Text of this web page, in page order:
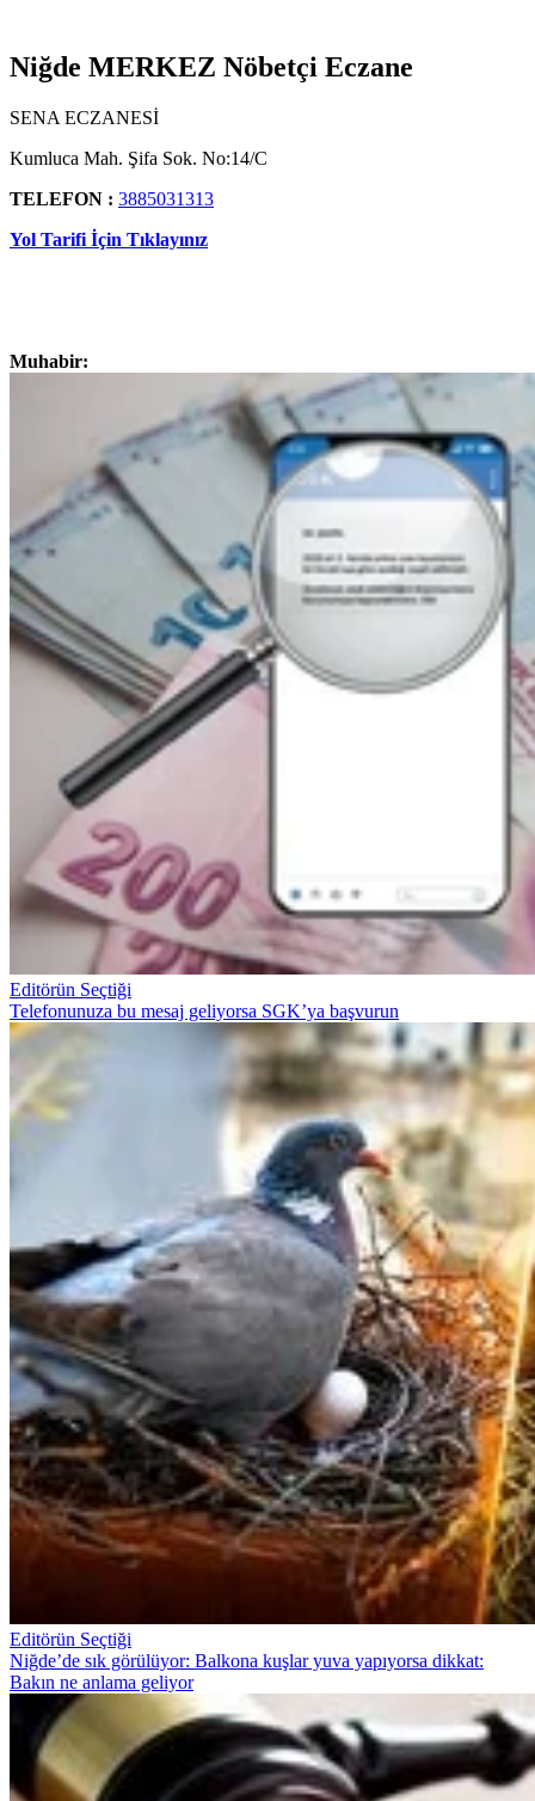
Niğde MERKEZ Nöbetçi Eczane
SENA ECZANESİ
Kumluca Mah. Şifa Sok. No:14/C
TELEFON : 3885031313
Yol Tarifi İçin Tıklayınız
Muhabir:
Editörün Seçtiği
Telefonunuza bu mesaj geliyorsa SGK’ya başvurun
Editörün Seçtiği
Niğde’de sık görülüyor: Balkona kuşlar yuva yapıyorsa dikkat:
Bakın ne anlama geliyor